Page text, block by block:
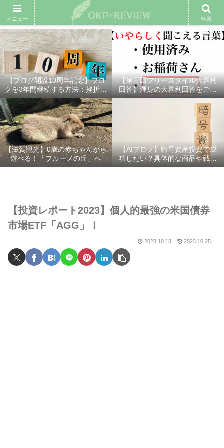
雑記ブログ プロフィール 余興動画 ベスト大喜利 スポ
【ブログ開設10周年記念】ブロ
グを3年間継続する方法：挫折し
ないための7つの秘訣
【第三回フリースタイル大喜利
回答】渾身の大喜利回答をご紹
介！
【滋賀観光】0歳の赤ちゃんから
遊べる！「ブルーメの丘」へ
【AIブログ】暗号資産投資で成
功したい？具体的な商品や戦略
を分かりやすく解説！
【投資レポート2023】個人的最強の米国債券
市場ETF「AGG」！
2023.10.18 2023.10.25
メニュー 検索